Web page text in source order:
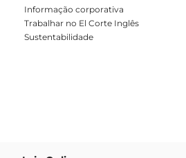
Informação corporativa
Trabalhar no El Corte Inglês
Sustentabilidade